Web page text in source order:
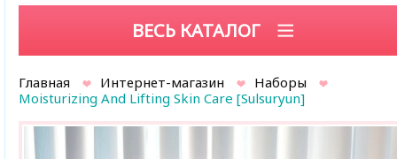
ВЕСЬ КАТАЛОГ
Главная Интернет-магазин
Наборы
Moisturizing And Lifting Skin Care [Sulsuryun]